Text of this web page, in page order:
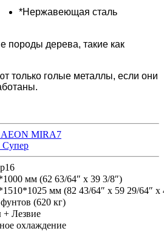
*Нержавеющая сталь
породы дерева, такие как
только голые металлы, если они
AEON MIRA7
Супер
мм (62 63/64″ x 39 3/8″)
мм (82 43/64″ x 59 29/64″ x
(620 кг)
Лезвие
охлаждение